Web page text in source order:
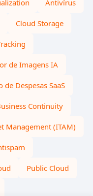
Antivírus
Cloud Storage
de Imagens IA
de Despesas SaaS
Continuity
Management (ITAM)
Public Cloud